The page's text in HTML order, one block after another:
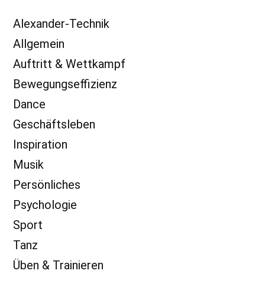
Alexander-Technik
Allgemein
Auftritt & Wettkampf
Bewegungseffizienz
Dance
Geschäftsleben
Inspiration
Musik
Persönliches
Psychologie
Sport
Tanz
Üben & Trainieren